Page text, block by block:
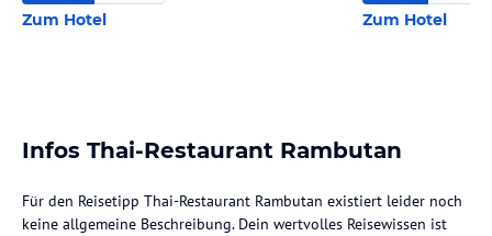
Zum Hotel Zum Hotel
Infos Thai-Restaurant Rambutan
Für den Reisetipp Thai-Restaurant Rambutan existiert leider noch
keine allgemeine Beschreibung. Dein wertvolles Reisewissen ist